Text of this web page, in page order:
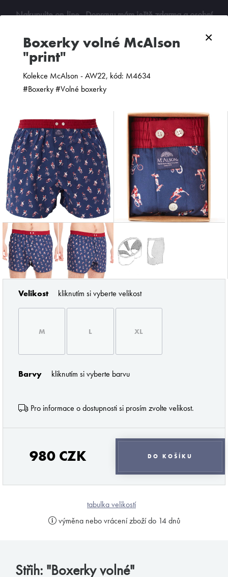
×
boxerky volné McAlson
"print"
Kolekce McAlson - AW22, kód: M4634
#Boxerky #Volné boxerky
Velikost kliknutím si vyberte velikost
M L XL
Barvy kliknutím si vyberte barvu
Pro informace o dostupnosti si prosím zvolte velikost.
980 CZK DO KOŠÍKU
tabulka velikostí
výměna nebo vrácení zboží do 14 dnů
Střih: "Boxerky volné"
Nakupujte on-line. Dopravu mám ještě zdarma a osobní
ZOBRAZIT FILTR
PODLE CENY OD NEJNOVĚJŠÍCH
Z profesionálního úhlu pohledu musím říci
pánové, že málo dbáte na kvalitu a s tím spojené
pohodlí a styl svého spodního prádla. Jsem tu
proto, abych vám v tomto podal pomocnou ruku a
provedl vás vámi ne zcela objeveným světem
pánského prádla. Mou profesionalitou a
diskrétností si můžete být jisti.